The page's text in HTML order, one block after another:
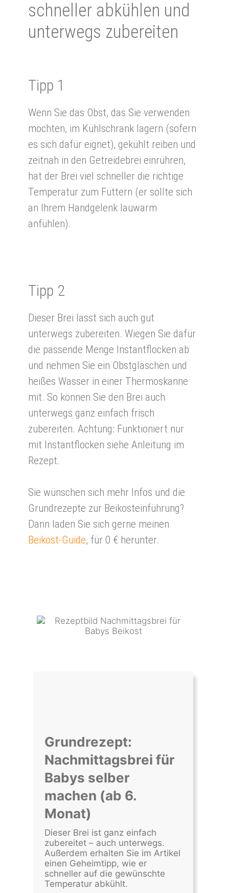
schnel­ler ab­küh­len und
un­ter­wegs zu­be­rei­ten
Tipp 1
Wenn Sie das Obst, das Sie verwenden
möchten, im Kühlschrank lagern (sofern
es sich dafür eignet), gekühlt reiben und
zeitnah in den Getreidebrei einrühren,
hat der Brei viel schneller die richtige
Temperatur zum Füttern (er sollte sich
an Ihrem Handgelenk lauwarm
anfühlen).
Tipp 2
Dieser Brei lässt sich auch gut
unterwegs zubereiten. Wiegen Sie dafür
die passende Menge Instantflocken ab
und nehmen Sie ein Obstgläschen und
heißes Wasser in einer Thermoskanne
mit. So können Sie den Brei auch
unterwegs ganz einfach frisch
zubereiten. Achtung: Funktioniert nur
mit Instantflocken siehe Anleitung im
Rezept.
Sie wünschen sich mehr Infos und die
Grundrezepte zur Beikosteinführung?
Dann laden Sie sich gerne meinen
Beikost-Guide, für 0 € herunter.
Grundrezept:
Nachmittagsbrei für
Babys selber
machen (ab 6.
Monat)
Dieser Brei ist ganz einfach
zubereitet – auch unterwegs.
Außerdem erhalten Sie im Artikel
einen Geheimtipp, wie er
schneller auf die gewünschte
Temperatur abkühlt.